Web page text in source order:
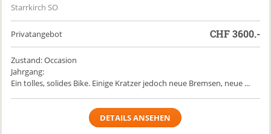
Starrkirch SO
Privatangebot CHF3600.-
Zustand: Occasion
Jahrgang:
Ein tolles, solides Bike. Einige Kratzer jedoch neue Bremsen, neue ...
DETAILS ANSEHEN